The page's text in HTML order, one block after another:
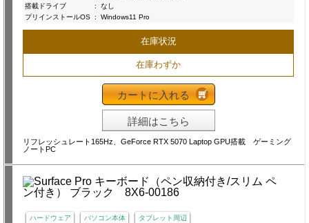
搭載ドライブ
:
なし
プリインストールOS : Windows11 Pro
在庫状況
在庫わずか
カートに入れる
詳細はこちら
リフレッシュレート165Hz、GeForce RTX 5070 Laptop GPU搭載 ゲーミング
ノートPC
ハードウェア パソコン本体 タブレット周辺